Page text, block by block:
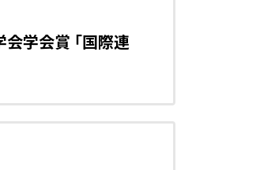
学会賞 「国際連